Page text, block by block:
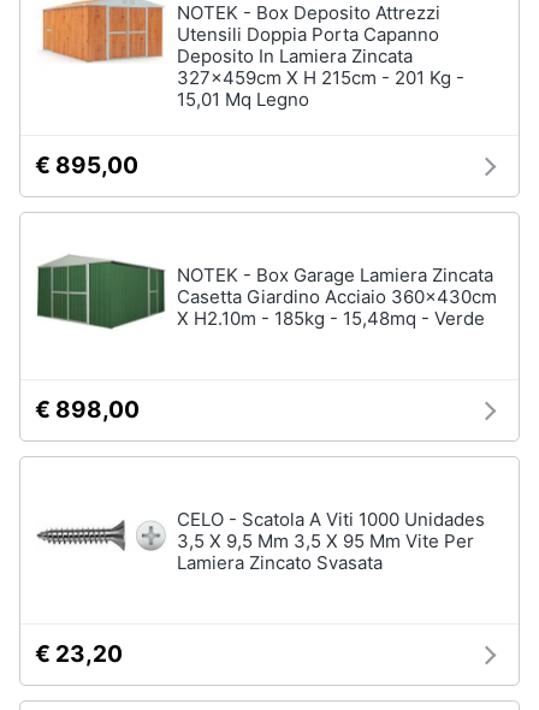
NOTEK - Box Deposito Attrezzi
Utensili Doppia Porta Capanno
Deposito In Lamiera Zincata
327x459cm X H 215cm - 201 Kg -
15,01 Mq Legno
€ 895,00
NOTEK - Box Garage Lamiera Zincata
Casetta Giardino Acciaio 360x430cm
X H2.10m - 185kg - 15,48mq - Verde
€ 898,00
CELO - Scatola A Viti 1000 Unidades
3,5 X 9,5 Mm 3,5 X 95 Mm Vite Per
Lamiera Zincato Svasata
€ 23,20